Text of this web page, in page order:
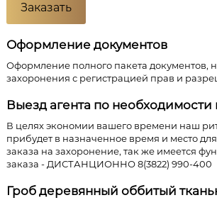
Заказать
Оформление документов
Оформление полного пакета документов,
захоронения с регистрацией прав и
Выезд агента по необходимости
В целях экономии вашего времени наш
прибудет в назначенное время и место
заказа на захоронение, так же имеется
заказа - ДИСТАНЦИОННО 8(3822) 990-400
Гроб деревянный оббитый